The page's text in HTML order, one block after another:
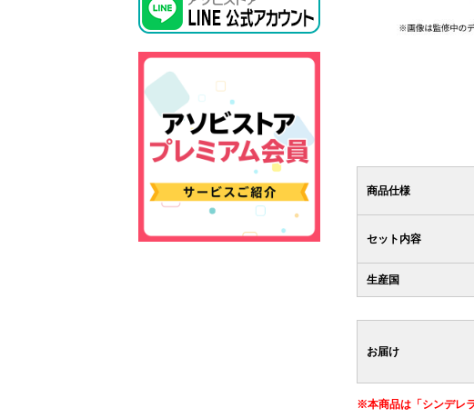
商品仕様
セット内容
生産国
お届け
※本商品は「シンデレ